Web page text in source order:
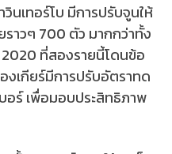
นเทอร์โบ มีการปรับจูนให้
ราวๆ 700 ตัว มากกว่าทั้ง
2020 ที่สองรายนี้โดนข้อ
งเกียร์มีการปรับอัตราทด
อร์ เพื่อมอบประสิทธิภาพ